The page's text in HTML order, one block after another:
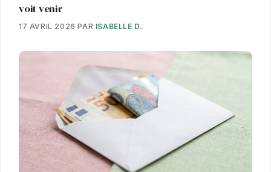
voit venir
17 AVRIL 2026 PAR ISABELLE D.